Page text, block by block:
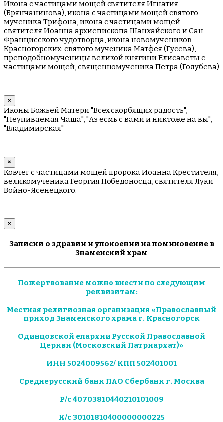
Икона с частицами мощей святителя Игнатия
(Брянчанинова), икона с частицами мощей святого
мученика Трифона, икона с частицами мощей
святителя Иоанна архиепископа Шанхайского и Сан-
Францисского чудотворца, икона новомучеников
Красногорских: святого мученика Матфея (Гусева),
преподобномученицы великой княгини Елисаветы с
частицами мощей, священномученика Петра (Голубева)
×
Иконы Божьей Матери "Всех скорбящих радость",
"Неупиваемая Чаша", "Аз есмь с вами и никтоже на вы",
"Владимирская"
×
Ковчег с частицами мощей пророка Иоанна Крестителя,
великомученика Георгия Победоносца, святителя Луки
Войно-Ясенецкого.
×
Записки о здравии и упокоении на поминовение в
Знаменский храм
Пожертвование можно внести по следующим
реквизитам:
Местная религиозная организация «Православный
приход Знаменского храма г. Красногорск
Одинцовской епархии Русской Православной
Церкви (Московский Патриархат)»
ИНН 5024009562/ КПП 502401001
Среднерусский банк ПАО Сбербанк г. Москва
Р/с 40703810440210101009
К/с 30101810400000000225